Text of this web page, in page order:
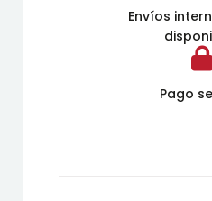
Envíos
Pago